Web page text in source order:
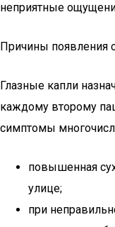
неприятные
Причины появления
Глазные капли
каждому второму
симптомы
повышенная
улице;
при